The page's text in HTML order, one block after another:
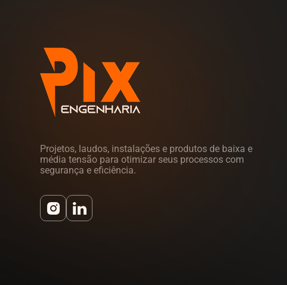
Projetos, laudos, instalações e produtos de baixa e
média tensão para otimizar seus processos com
segurança e eficiência.